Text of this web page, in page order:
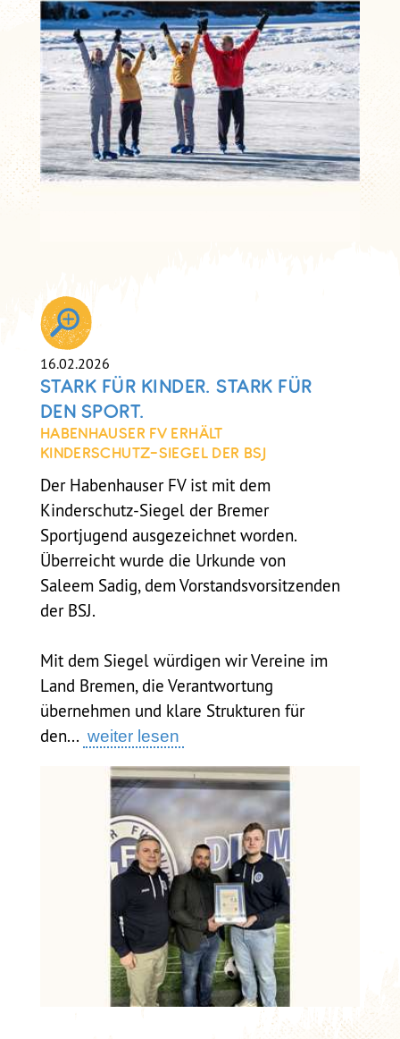
16.02.2026
STARK FÜR KINDER. STARK FÜR
DEN SPORT.
HABENHAUSER FV ERHÄLT
KINDERSCHUTZ-SIEGEL DER BSJ
Der Habenhauser FV ist mit dem
Kinderschutz-Siegel der Bremer
Sportjugend ausgezeichnet worden.
Überreicht wurde die Urkunde von
Saleem Sadig, dem Vorstandsvorsitzenden
der BSJ.
Mit dem Siegel würdigen wir Vereine im
Land Bremen, die Verantwortung
übernehmen und klare Strukturen für
den... weiter lesen